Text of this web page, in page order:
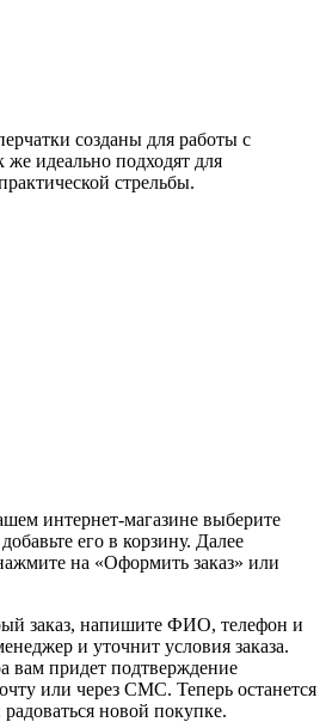
созданы для работы с
идеально подходят для
стрельбы.
интернет-магазине выберите
его в корзину. Далее
на «Оформить заказ» или
заказ, напишите ФИО, телефон и
и уточнит условия заказа.
вам придет подтверждение
или через СМС. Теперь останется
новой покупке.